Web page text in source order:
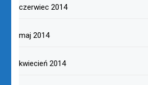
czerwiec 2014
maj 2014
kwiecień 2014